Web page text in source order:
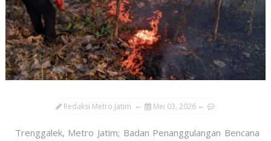
Redaksi Metro Jatim Mei 03, 2026
Trenggalek, Metro Jatim; Badan Penanggulangan Bencana